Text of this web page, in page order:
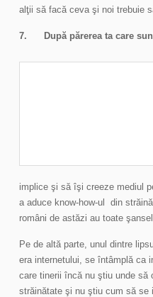
alţii să facă ceva şi noi trebuie
7. După părerea ta care
implice şi să îşi creeze mediul
a aduce know-how-ul din
români de astăzi au toate
Pe de altă parte, unul dintre
era internetului, se întâmplă ca
care tinerii încă nu ştiu unde
străinătate şi nu ştiu cum să se